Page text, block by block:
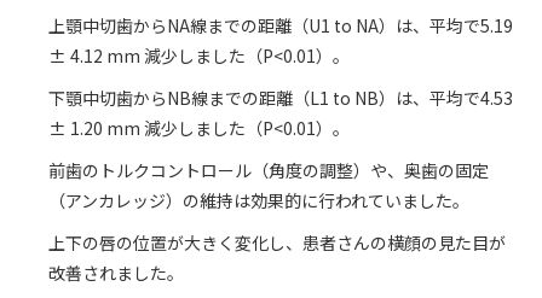
上顎中切歯からNA線までの距離（U1 to NA）は、平均で5.19
± 4.12 mm 減少しました（P<0.01）。
下顎中切歯からNB線までの距離（L1 to NB）は、平均で4.53
± 1.20 mm 減少しました（P<0.01）。
前歯のトルクコントロール（角度の調整）や、奥歯の固定
（アンカレッジ）の維持は効果的に行われていました。
上下の唇の位置が大きく変化し、患者さんの横顔の見た目が
改善されました。